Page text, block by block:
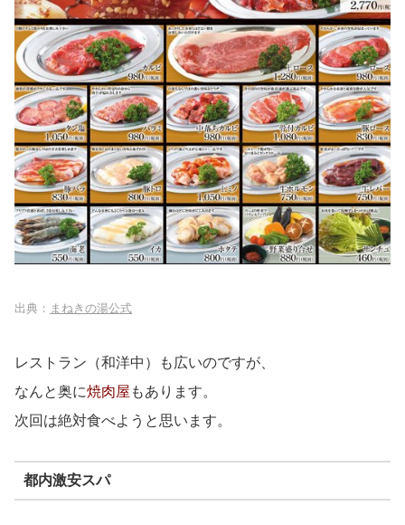
出典： まねきの湯公式
レストラン（和洋中）も広いのですが、
なんと奥に焼肉屋 もあります。
次回は絶対食べようと思います。
都内激安スパ